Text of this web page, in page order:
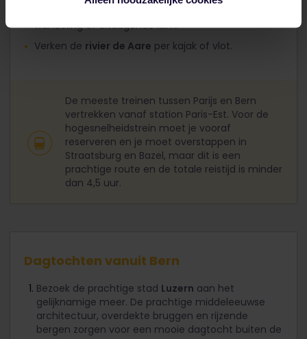
wandeling of uitdagende klim.
Verken de rivier de Aare per kajak of vlot.
De meeste treinen tussen Parijs en Bern
vertrekken vanaf station Paris-Est. Voor de
hogesnelheidstrein moet je vooraf
reserveren en je moet overstappen in
Straatsburg en Bazel, maar dit is een
prachtige route en de totale reistijd is minder
dan 4,5 uur.
Dagtochten vanuit Bern
Bezoek de prachtige stad Luzern aan het
gelijknamige meer. De prachtige middeleeuwse
architectuur, overdekte bruggen en rijzende
bergen zorgen voor een mooie dagtocht buiten de